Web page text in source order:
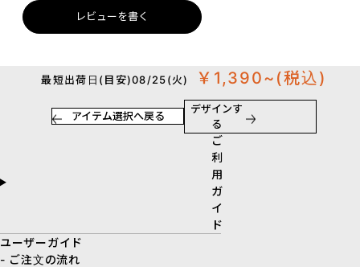
レビューを書く
最短出荷日(目安)08/25(火) ￥1,390~ (税込)
アイテム選択へ戻る
デザインす
る
ご
利
用
ガ
イ
ド
ユーザーガイド
- ご注文の流れ